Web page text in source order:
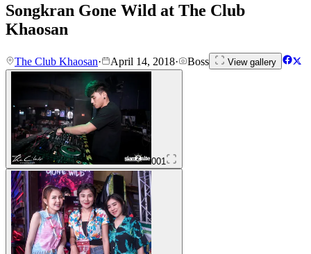
Songkran Gone Wild at The Club
Khaosan
The Club Khaosan· April 14, 2018· Boss View gallery
001